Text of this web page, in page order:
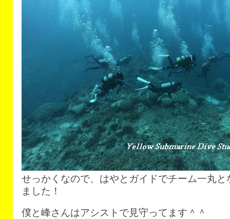
せっかくなので、はやとガイドでチーム一丸
ました！
僕と峰さんはアシストで見守ってます＾＾